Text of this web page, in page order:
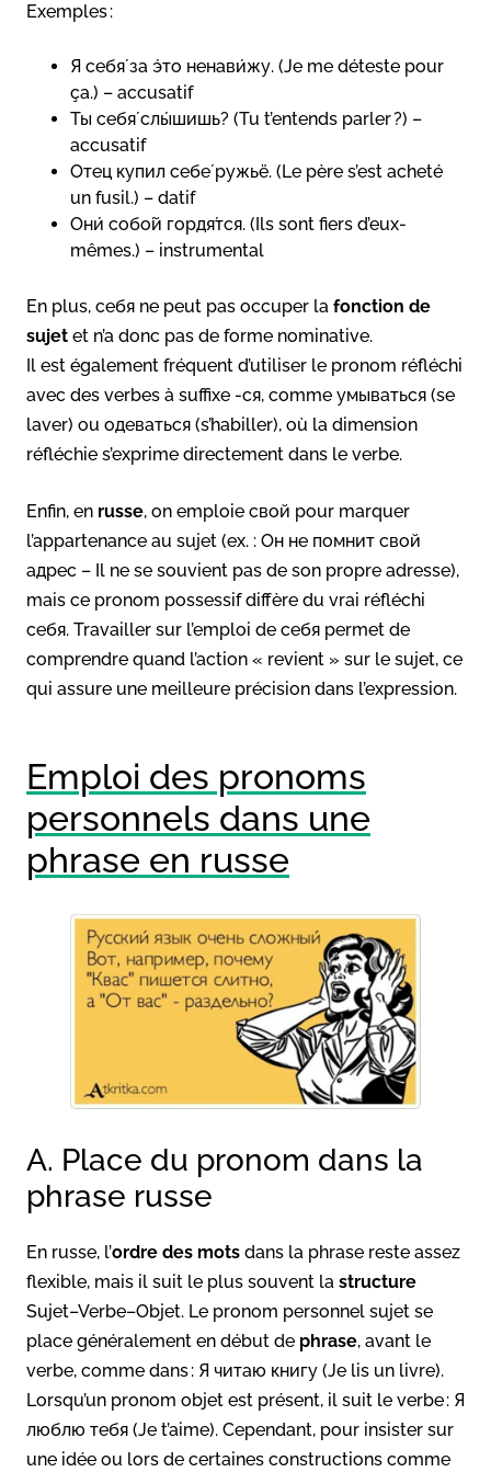
Exemples :
Я себя́ за э́то ненави́жу. (Je me déteste pour
ça.) – accusatif
Ты себя́ слы́шишь? (Tu t’entends parler ?) –
accusatif
Отец купил себе́ ружьё. (Le père s’est acheté
un fusil.) – datif
Они́ собо́й гордя́тся. (Ils sont fiers d’eux-
mêmes.) – instrumental
En plus, себя ne peut pas occuper la fonction de
sujet et n’a donc pas de forme nominative.
Il est également fréquent d’utiliser le pronom réfléchi
avec des verbes à suffixe -ся, comme умываться (se
laver) ou одеваться (s’habiller), où la dimension
réfléchie s’exprime directement dans le verbe.
Enfin, en russe, on emploie свой pour marquer
l’appartenance au sujet (ex. : Он не помнит свой
адрес – Il ne se souvient pas de son propre adresse),
mais ce pronom possessif diffère du vrai réfléchi
себя. Travailler sur l’emploi de себя permet de
comprendre quand l’action « revient » sur le sujet, ce
qui assure une meilleure précision dans l’expression.
Emploi des pronoms
personnels dans une
phrase en russe
A. Place du pronom dans la
phrase russe
En russe, l’ordre des mots dans la phrase reste assez
flexible, mais il suit le plus souvent la structure
Sujet–Verbe–Objet. Le pronom personnel sujet se
place généralement en début de phrase, avant le
verbe, comme dans : Я читаю книгу (Je lis un livre).
Lorsqu’un pronom objet est présent, il suit le verbe : Я
люблю тебя (Je t’aime). Cependant, pour insister sur
une idée ou lors de certaines constructions comme